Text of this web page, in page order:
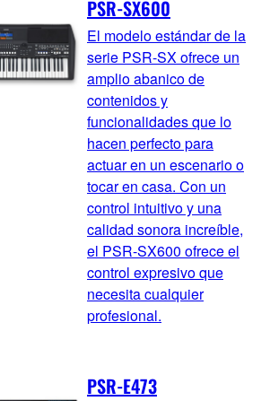
PSR-SX600
El modelo estándar de la
serie PSR-SX ofrece un
amplio abanico de
contenidos y
funcionalidades que lo
hacen perfecto para
actuar en un escenario o
tocar en casa. Con un
control intuitivo y una
calidad sonora increíble,
el PSR-SX600 ofrece el
control expresivo que
necesita cualquier
profesional.
PSR-E473